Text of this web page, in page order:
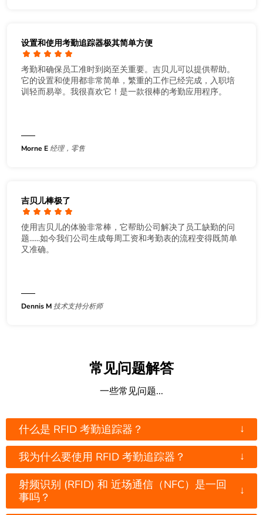
设置和使用考勤追踪器极其简单方便
考勤和确保员工准时到岗至关重要。吉贝儿可以提供帮助。
它的设置和使用都非常简单，繁重的工作已经完成，入职培
训轻而易举。我很喜欢它！是一款很棒的考勤应用程序。
Morne E经理，零售
吉贝儿棒极了
使用吉贝儿的体验非常棒，它帮助公司解决了员工缺勤的问
题......如今我们公司生成每周工资和考勤表的流程变得既简单
又准确。
Dennis M 技术支持分析师
常见问题解答
一些常见问题...
什么是 RFID 考勤追踪器？ ↓
我为什么要使用 RFID 考勤追踪器？ ↓
射频识别 (RFID) 和 近场通信（NFC）是一回
事吗？
↓